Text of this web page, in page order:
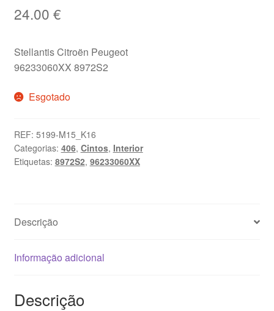
24.00 €
Stellantis Citroën Peugeot
96233060XX 8972S2
Esgotado
REF: 5199-M15_K16
Categorias: 406, Cintos, Interior
Etiquetas: 8972S2, 96233060XX
Descrição
Informação adicional
Descrição